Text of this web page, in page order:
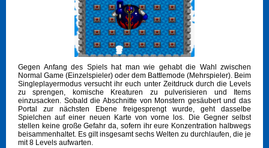
Gegen Anfang des Spiels hat man wie gehabt die Wahl zwischen
Normal Game (Einzelspieler) oder dem Battlemode (Mehrspieler). Beim
Singleplayermodus versucht ihr euch unter Zeitdruck durch die Levels
zu sprengen, komische Kreaturen zu pulverisieren und Items
einzusacken. Sobald die Abschnitte von Monstern gesäubert und das
Portal zur nächsten Ebene freigesprengt wurde, geht dasselbe
Spielchen auf einer neuen Karte von vorne los. Die Gegner selbst
stellen keine große Gefahr da, sofern ihr eure Konzentration halbwegs
beisammenhaltet. Es gilt insgesamt sechs Welten zu durchlaufen, die je
mit 8 Levels aufwarten.